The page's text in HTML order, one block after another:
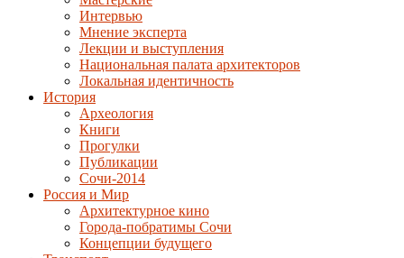
Интервью
Мнение эксперта
Лекции и выступления
Национальная палата архитекторов
Локальная идентичность
История
Археология
Книги
Прогулки
Публикации
Сочи-2014
Россия и Мир
Архитектурное кино
Города-побратимы Сочи
Концепции будущего